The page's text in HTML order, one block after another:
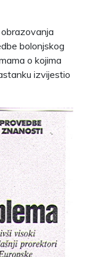
bolonjskog
o kojima
izvijestio